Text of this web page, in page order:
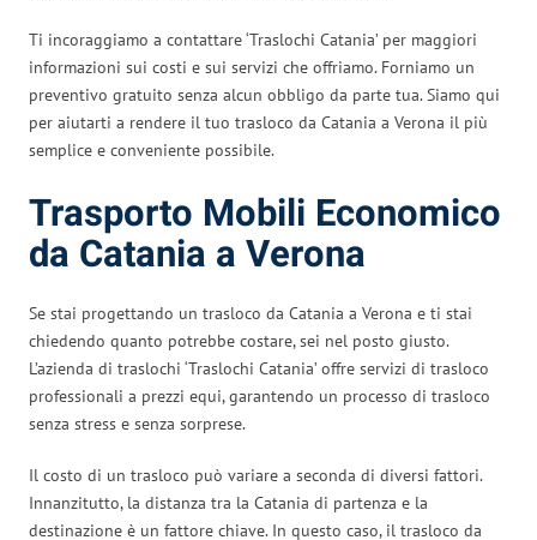
Ti incoraggiamo a contattare ‘Traslochi Catania’ per maggiori
informazioni sui costi e sui servizi che offriamo. Forniamo un
preventivo gratuito senza alcun obbligo da parte tua. Siamo qui
per aiutarti a rendere il tuo trasloco da Catania a Verona il più
semplice e conveniente possibile.
Trasporto Mobili Economico
da Catania a Verona
Se stai progettando un trasloco da Catania a Verona e ti stai
chiedendo quanto potrebbe costare, sei nel posto giusto.
L’azienda di traslochi ‘Traslochi Catania’ offre servizi di trasloco
professionali a prezzi equi, garantendo un processo di trasloco
senza stress e senza sorprese.
Il costo di un trasloco può variare a seconda di diversi fattori.
Innanzitutto, la distanza tra la Catania di partenza e la
destinazione è un fattore chiave. In questo caso, il trasloco da